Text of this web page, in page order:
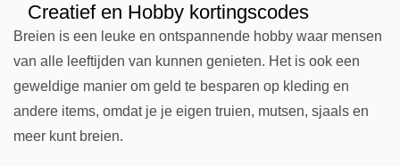
Creatief en Hobby kortingscodes
Breien is een leuke en ontspannende hobby waar mensen
van alle leeftijden van kunnen genieten. Het is ook een
geweldige manier om geld te besparen op kleding en
andere items, omdat je je eigen truien, mutsen, sjaals en
meer kunt breien.